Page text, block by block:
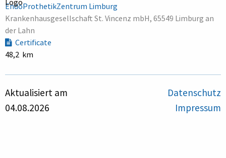
EndoProthetikZentrum Limburg
Krankenhausgesellschaft St. Vincenz mbH, 65549 Limburg an
der Lahn
Certificate
48,2 km
Aktualisiert am
04.08.2026
Datenschutz
Impressum